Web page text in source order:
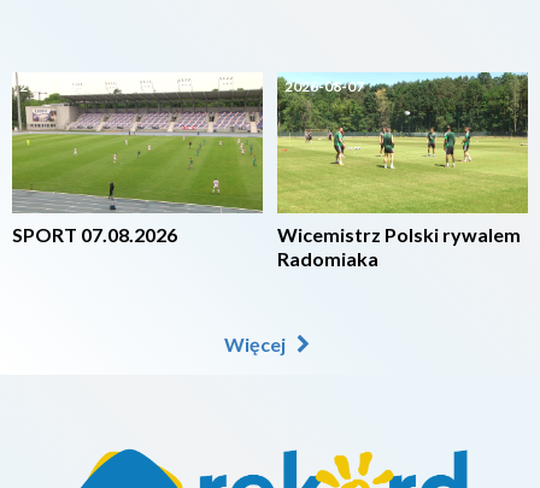
2026-08-07
SPORT 07.08.2026
2026-08-07
Wicemistrz Polski rywalem
Radomiaka
Więcej